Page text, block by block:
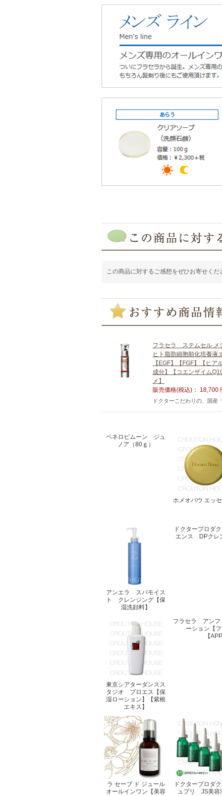
この商品に対するご感想をぜひお寄せくだ
フラセラ ステムセル メ
ヒト脂肪細胞順化培養液
【EGF】【FGF】【ヒ
成分】【コエンザイム
メ】
販売価格(税込)： 18,700
ドクターこだわりの、国産
ペネロピムーン ジュ
ノア（80ｇ）
ホメオバウ エッ
アンエラ スパモイス
ト クレンジング【保
湿洗顔料】
ドクタープロダ
エンス DPクレ
東京シアターダンスス
タジオ プロエス【保
湿ローション】【紫根
エキス】
フラセラ アンフ
ーション【
【
ラ セーブ ド ジュール
オールインワン【美容
ドクタープロダ
ュプリ JS美